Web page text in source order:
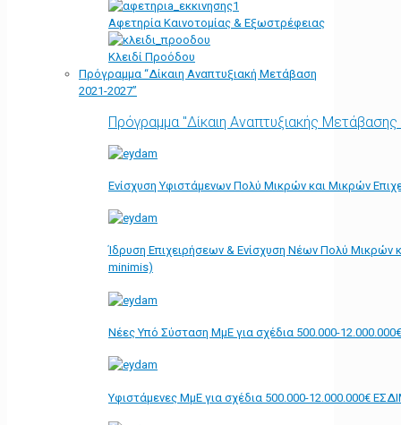
Αφετηρία Kαινοτομίας & Εξωστρέφειας
Κλειδί Προόδου
Πρόγραμμα “Δίκαιη Αναπτυξιακή Μετάβαση
2021-2027”
Πρόγραμμα "Δίκαιη Αναπτυξιακής
Ενίσχυση Υφιστάμενων Πολύ Μικρών και Μικρών
Ίδρυση Επιχειρήσεων & Ενίσχυση Νέων Πολύ Μικρών
minimis)
Νέες Υπό Σύσταση ΜμΕ για σχέδια 500.000-
Υφιστάμενες ΜμΕ για σχέδια 500.000-12.000.000€